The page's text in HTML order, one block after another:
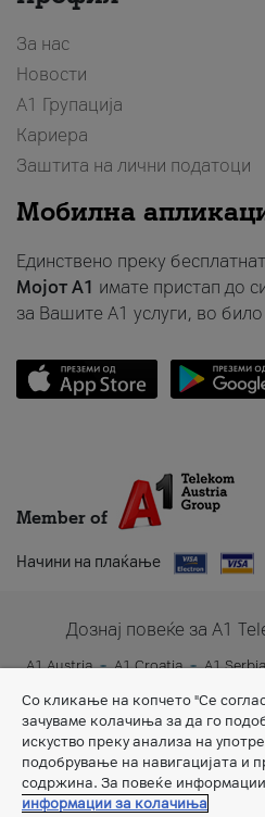
За нас
Новости
А1 Групација
Кариера
Заштита на лични податоци
Мобилна
Единствено преку
Мојот A1 имате пристап до
за Вашите A1 услуги, во
Member of
Начини на плаќање
Дознај повеќе за A1
A1 Austria A1 Croatia A1 Serbia
A1 Slovenia
Со кликање на копчето "Се
зачуваме колачиња за да го
искуство преку анализа на
подобрување на навигацијата и
содржина. За повеќе
информации за колачиња